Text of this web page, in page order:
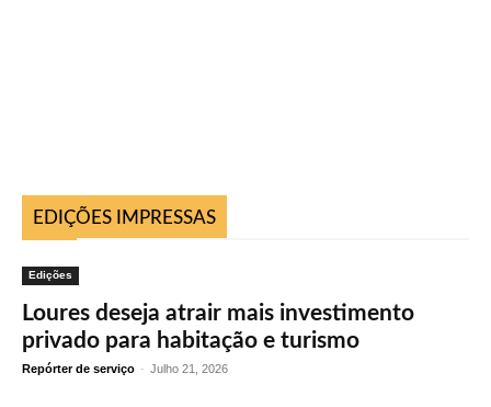
EDIÇÕES IMPRESSAS
Edições
Loures deseja atrair mais investimento
privado para habitação e turismo
Repórter de serviço - Julho 21, 2026